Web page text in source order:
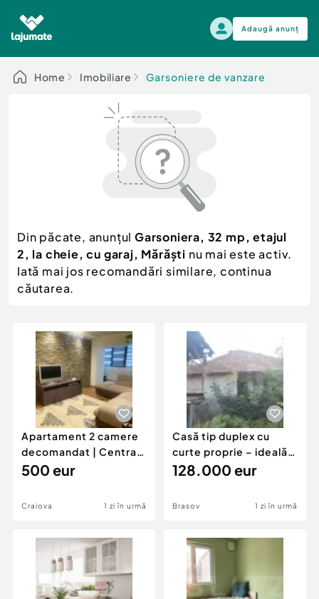
Adaugă anunț
Alege categoria
Auto, moto si ambarcatiuni
Electronice si electrocasnice
Mama si copilul
Moda si frumusete
Sport, timp liber, arta
Servicii
Animale de companie
Afaceri și echipamente profesionale
Inchiriere Bunuri si Vehicule
Auto, moto si ambarcatiuni
Scutere - ATV - UTV
Autoutilitare
Ambarcatiuni
Camioane - Rulote - Remorci
Utilaje agricole si industriale
Piese auto si accesorii
Dacia Duster
Home Imobiliare Garsoniere de vanzare
Din păcate, anunțul Garsoniera, 32 mp, etajul
2, la cheie, cu garaj, Mărăști nu mai este activ.
Iată mai jos recomandări similare, continua
căutarea.
Apartament 2 camere
decomandat | Centrală
proprie | 60 mp |
500 eur
Craiova 1 zi în urmă
Casă tip duplex cu
curte proprie – ideală
pentru renovar
128.000 eur
Brasov 1 zi în urmă